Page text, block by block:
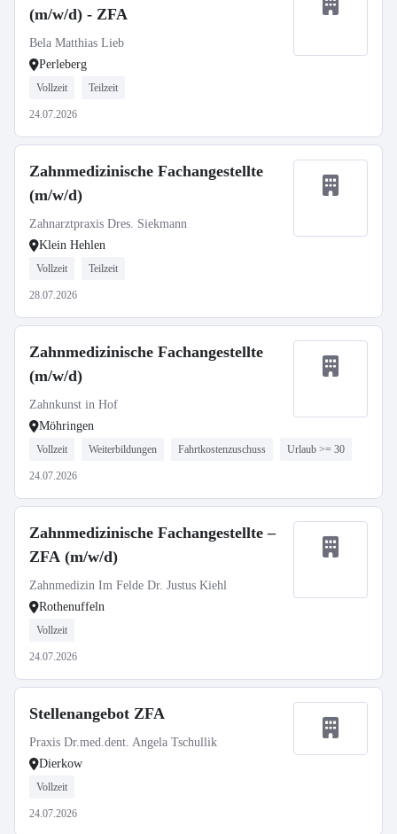
(m/w/d) - ZFA
Bela Matthias Lieb
Perleberg
Vollzeit Teilzeit
24.07.2026
Zahnmedizinische Fachangestellte
(m/w/d)
Zahnarztpraxis Dres. Siekmann
Klein Hehlen
Vollzeit Teilzeit
28.07.2026
Zahnmedizinische Fachangestellte
(m/w/d)
Zahnkunst in Hof
Möhringen
Vollzeit Weiterbildungen Fahrtkostenzuschuss Urlaub >= 30
24.07.2026
Zahnmedizinische Fachangestellte –
ZFA (m/w/d)
Zahnmedizin Im Felde Dr. Justus Kiehl
Rothenuffeln
Vollzeit
24.07.2026
Stellenangebot ZFA
Praxis Dr.med.dent. Angela Tschullik
Dierkow
Vollzeit
24.07.2026